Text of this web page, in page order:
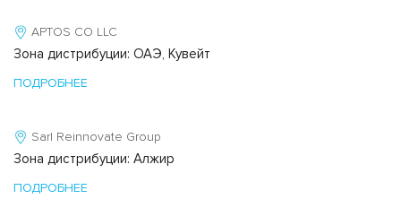
APTOS CO LLC
Зона дистрибуции: ОАЭ, Кувейт
ПОДРОБНЕЕ
Sarl Reinnovate Group
Зона дистрибуции: Алжир
ПОДРОБНЕЕ